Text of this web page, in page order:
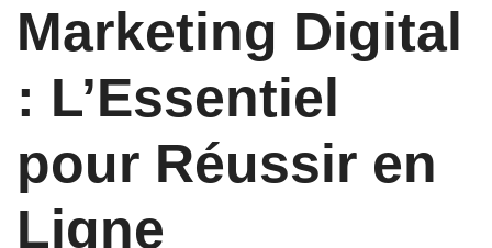
Marketing Digital
: L’Essentiel
pour Réussir en
Ligne